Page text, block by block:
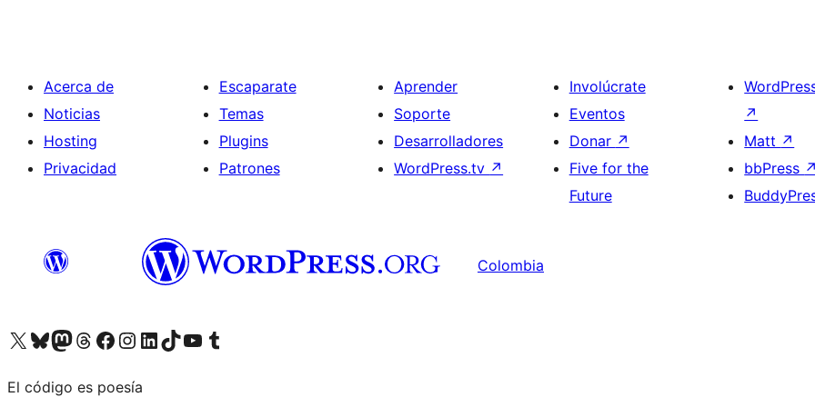
Acerca de
Noticias
Hosting
Privacidad
Escaparate
Temas
Plugins
Patrones
Aprender
Soporte
Desarrolladores
WordPress.tv ↗
Involúcrate
Eventos
Donar ↗
Five for the
Future
↗
Matt ↗
bbPress ↗
Colombia
Visita nuestra cuenta de X (anteriormente Twitter)
Visita nuestra cuenta de Bluesky
Visita nuestra cuenta de Mastodon
Visita nuestra cuenta de Threads
Visita nuestra página de Facebook
Visita nuestra cuenta de Instagram
Visita nuestra cuenta de LinkedIn
Visita nuestra cuenta de TikTok
Visita nuestro canal de YouTube
Visita nuestra cuenta de Tumblr
El código es poesía